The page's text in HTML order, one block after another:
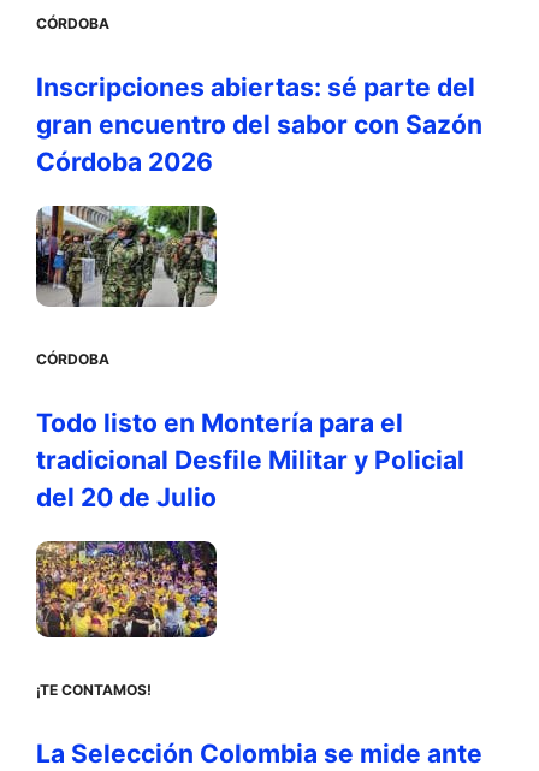
CÓRDOBA
Inscripciones abiertas: sé parte del
gran encuentro del sabor con Sazón
Córdoba 2026
CÓRDOBA
Todo listo en Montería para el
tradicional Desfile Militar y Policial
del 20 de Julio
¡TE CONTAMOS!
La Selección Colombia se mide ante